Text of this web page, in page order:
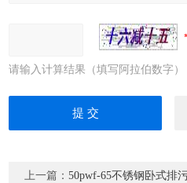
请输入计算结果（填写阿拉伯数字
上一篇：50pwf-65不锈钢卧式排污